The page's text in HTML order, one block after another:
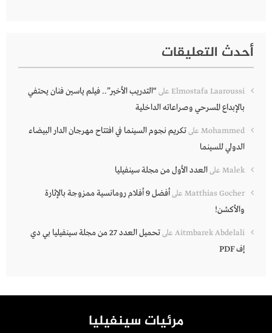
أحدث التعليقات
Elmostafa Laaroussi على“التدريب الأخير”.. فيلم ياسين فنان يحتفي
بالإبداع المسرحي وصراعاته الداخلية
Mohammed علىتكريم نجوم السينما في افتتاح مهرجان الدار البيضاء
الدولي للسينما
Malek علىالعدد الأول من مجلة سينفيليا
Matthias Gocher على
أفضل 9 أفلام رومانسية ممزوجة بالإثارة
والأكشن!
Aitmbarek Abdelali على
تحميل العدد 27 من مجلة سينفيليا بي دي
إف PDF
مرئيات سينفيليا